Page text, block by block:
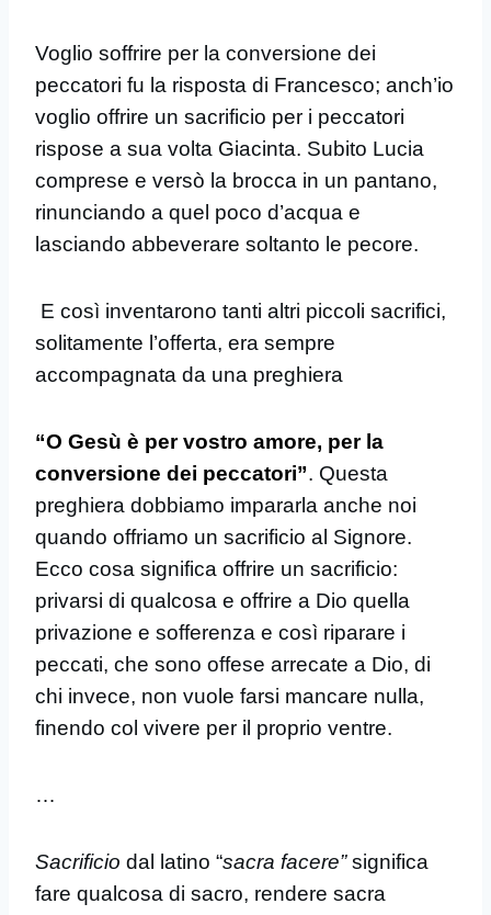
Voglio soffrire per la conversione dei
peccatori fu la risposta di Francesco; anch’io
voglio offrire un sacrificio per i peccatori
rispose a sua volta Giacinta. Subito Lucia
comprese e versò la brocca in un pantano,
rinunciando a quel poco d’acqua e
lasciando abbeverare soltanto le pecore.
E così inventarono tanti altri piccoli sacrifici,
solitamente l’offerta, era sempre
accompagnata da una preghiera
“O Gesù è per vostro amore, per la
conversione dei peccatori”. Questa
preghiera dobbiamo impararla anche noi
quando offriamo un sacrificio al Signore.
Ecco cosa significa offrire un sacrificio:
privarsi di qualcosa e offrire a Dio quella
privazione e sofferenza e così riparare i
peccati, che sono offese arrecate a Dio, di
chi invece, non vuole farsi mancare nulla,
finendo col vivere per il proprio ventre.
…
Sacrificio dal latino “sacra facere”significa
fare qualcosa di sacro, rendere sacra